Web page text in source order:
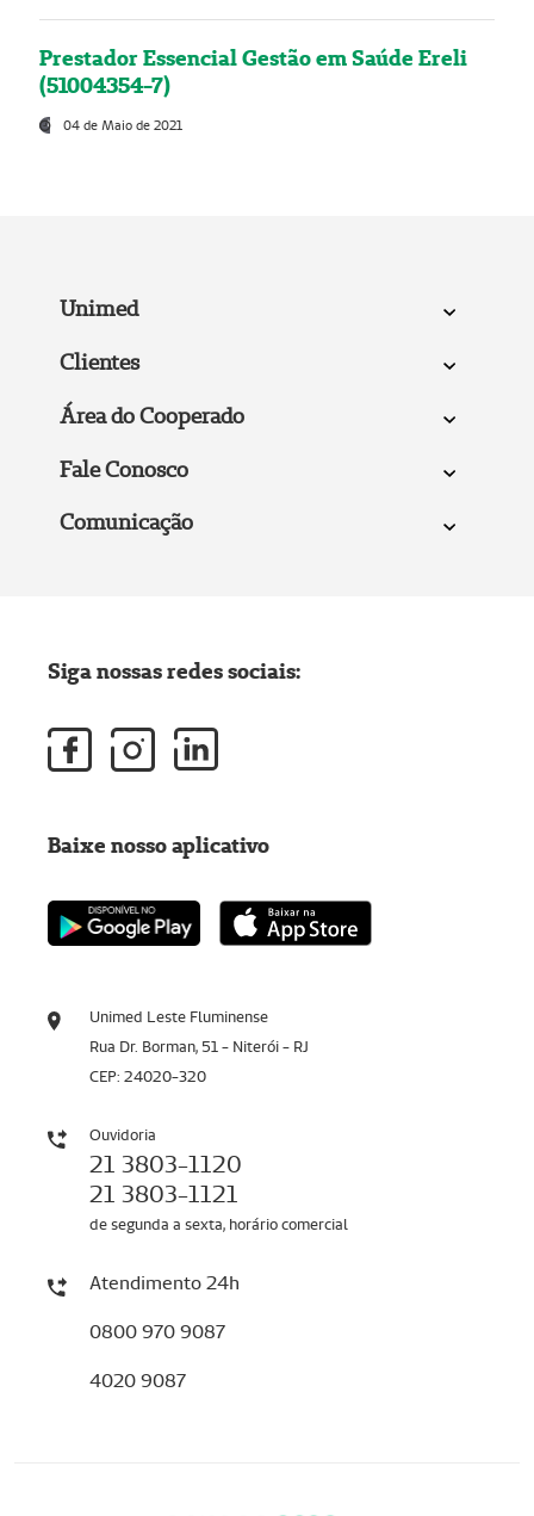
Prestador Essencial Gestão em Saúde Ereli
(51004354-7)
04 de Maio de 2021
Unimed
Clientes
Área do Cooperado
Fale Conosco
Comunicação
Unimed Leste Fluminense
Rua Dr. Borman, 51 - Niterói - RJ
CEP: 24020-320
Ouvidoria
21 3803-1120
21 3803-1121
de segunda a sexta, horário comercial
Atendimento 24h
0800 970 9087
4020 9087
Siga nossas redes sociais:
Baixe nosso aplicativo